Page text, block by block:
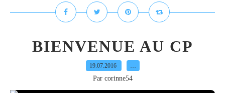
BIENVENUE AU CP
19.07.2016 …
Par corinne54